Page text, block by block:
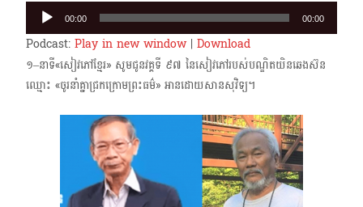
Audio
Player
00:00 00:00
Podcast: Play in new window| Download
១–នាទី«សៀវភៅខ្មែរ» សូមជូនវគ្គទី ៩៧ នៃសៀវភៅរបស់បណ្ឌិតយិនឆេងស៊ន
ឈ្មោះ «ចូរនាំគ្នាជ្រកក្រោមព្រះធម៌» អានដោយសានសុវិទ្យ។